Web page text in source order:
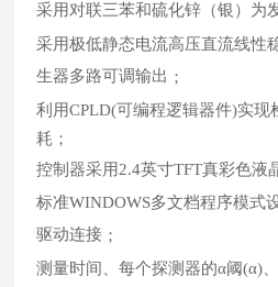
采用对联三苯和硫化锌（银）为
采用极低静态电流高压直流线性
生器多路可调输出 ；
利用CPLD(可编程逻辑器件)实现
耗；
控制器采用2.4英寸TFT真彩色液
标准WINDOWS多文档程序模式
驱动连接 ；
测量时间、每个探测器的α阈(α)